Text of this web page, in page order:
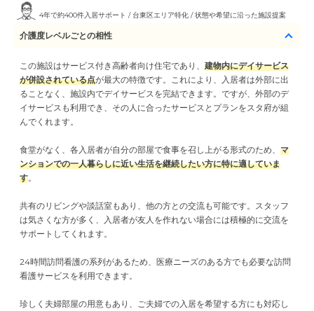
4年で約400件入居サポート / 台東区エリア特化 / 状態や希望に沿った施設提案
介護度レベルごとの相性
この施設はサービス付き高齢者向け住宅であり、 建物内にデイサービス
が併設されている点が最大の特徴です。これにより、入居者は外部に出
ることなく、施設内でデイサービスを完結できます。ですが、外部のデ
イサービスも利用でき、その人に合ったサービスとプランをスタ府が組
んでくれます。
食堂がなく、各入居者が自分の部屋で食事を召し上がる形式のため、 マ
ンションでの一人暮らしに近い生活を継続したい方に特に適していま
す。
共有のリビングや談話室もあり、他の方との交流も可能です。スタッフ
は気さくな方が多く、入居者が友人を作れない場合には積極的に交流を
サポートしてくれます。
24時間訪問看護の系列があるため、医療ニーズのある方でも必要な訪問
看護サービスを利用できます。
珍しく夫婦部屋の用意もあり、ご夫婦での入居を希望する方にも対応し